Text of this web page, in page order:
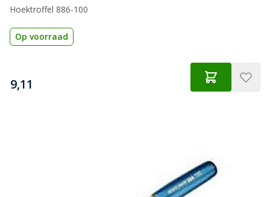
Hoektroffel 886-100
Op voorraad
€
9,11